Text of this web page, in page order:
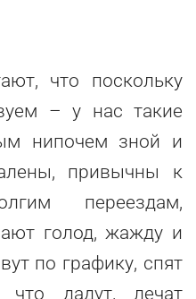
что поскольку
– у нас такие
нипочем зной и
привычны к
переездам,
голод, жажду и
по графику, спят
что дадут, лечат